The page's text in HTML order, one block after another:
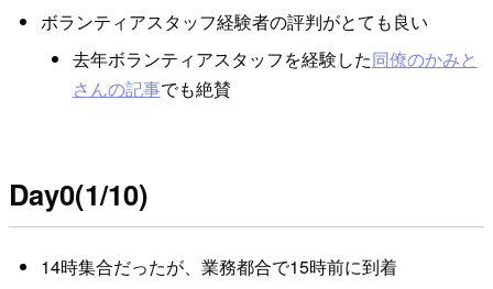
ボランティアスタッフ経験者の評判がとても良い
去年ボランティアスタッフを経験した同僚のかみと
さんの記事でも絶賛
Day0(1/10)
14時集合だったが、業務都合で15時前に到着